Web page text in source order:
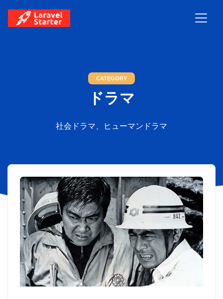
CATEGORY
ドラマ
社会ドラマ、ヒューマンドラマ